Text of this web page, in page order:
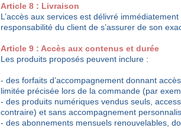
Article 8 : Livraison
L’accès aux services est délivré
responsabilité du client de s’assurer de son
Article 9 : Accès aux contenus et durée
Les produits proposés peuvent inclure :
- des forfaits d’accompagnement donnant
limitée précisée lors de la commande (par
- des produits numériques vendus seuls,
contraire) et sans accompagnement
- des abonnements mensuels renouvelables,